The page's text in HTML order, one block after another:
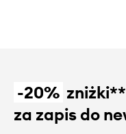
-20%
za zapis do